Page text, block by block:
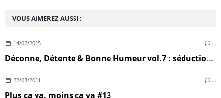
VOUS AIMEREZ AUSSI :
14/02/2025 …
Déconne, Détente & Bonne Humeur vol.7 : séduction, sexe & désillusion
22/03/2021 …
Plus ça va, moins ça va #13